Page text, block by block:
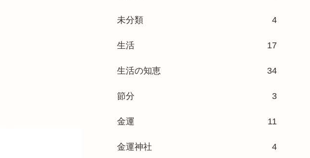
未分類 4
生活 17
生活の知恵 34
節分 3
金運 11
金運神社 4